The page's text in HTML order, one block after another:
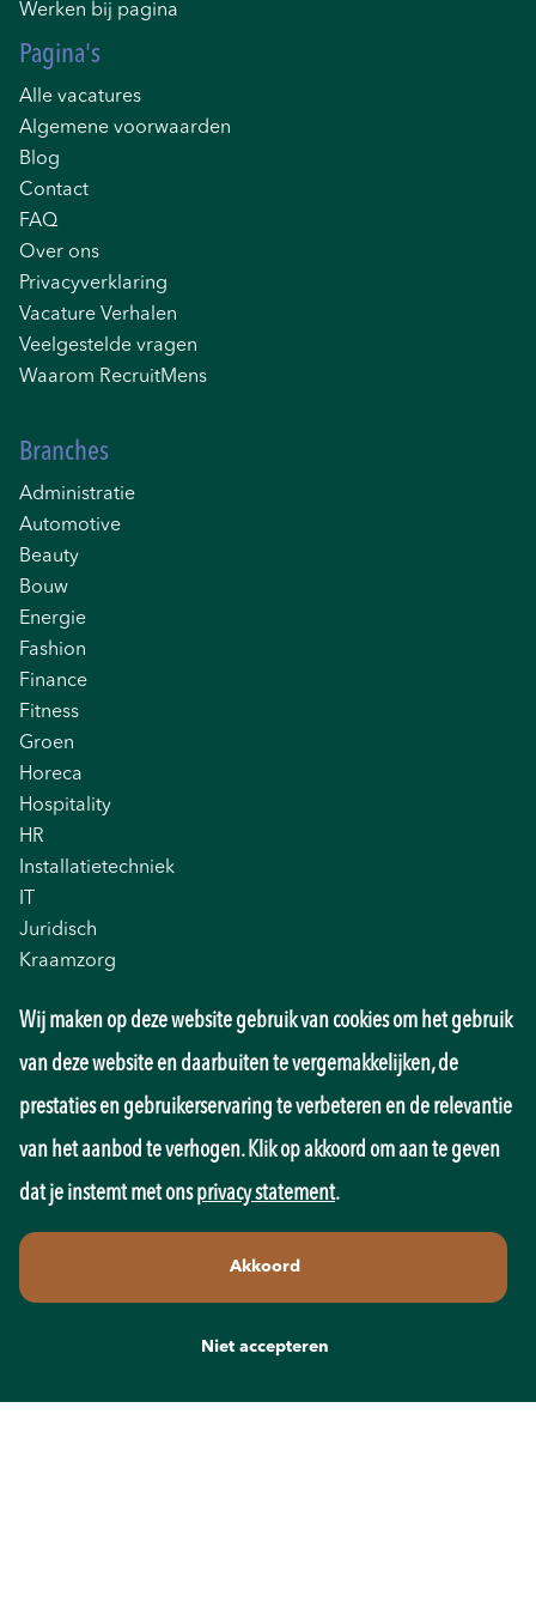
Werken bij pagina
Pagina's
Alle vacatures
Algemene voorwaarden
Blog
Contact
FAQ
Over ons
Privacyverklaring
Vacature Verhalen
Veelgestelde vragen
Waarom RecruitMens
Branches
Administratie
Automotive
Beauty
Bouw
Energie
Fashion
Finance
Fitness
Groen
Horeca
Hospitality
HR
Installatietechniek
Juridisch
Kraamzorg
Management
Marketing
Overheid
Pedagogiek
Productie
Retail
Sales
Transport
Contact
Wij maken op deze website gebruik van cookies om het gebruik
van deze website en daarbuiten te vergemakkelijken, de
prestaties en gebruikerservaring te verbeteren en de relevantie
van het aanbod te verhogen. Klik op akkoord om aan te geven
dat je instemt met onsprivacy statement.
Akkoord
Niet accepteren